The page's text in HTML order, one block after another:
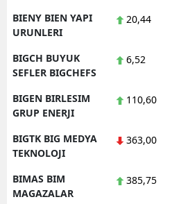
BIENY BIEN YAPI
URUNLERI
20,44
BIGCH BUYUK
SEFLER BIGCHEFS
6,52
BIGEN BIRLESIM
GRUP ENERJI
110,60
BIGTK BIG MEDYA
TEKNOLOJI
363,00
BIMAS BIM
MAGAZALAR
385,75